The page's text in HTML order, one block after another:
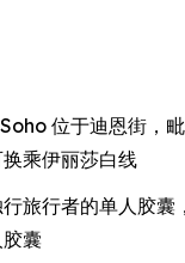
位于迪恩街，
乘伊丽莎白线
旅行者的单人胶囊
囊